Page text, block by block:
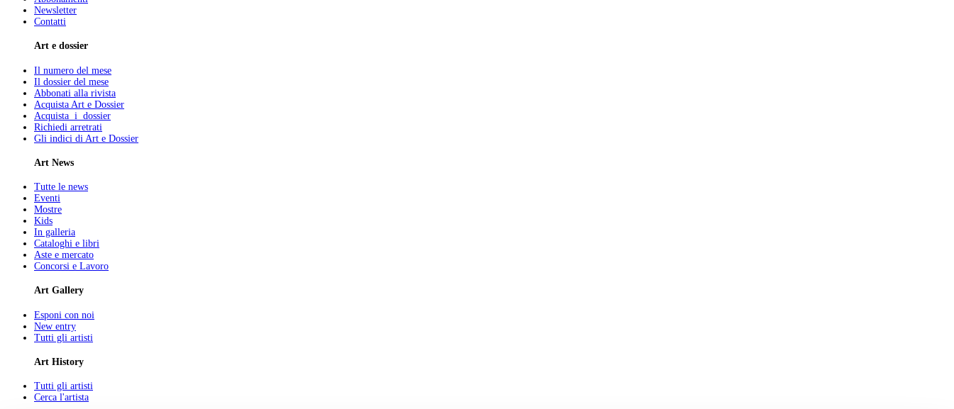
Newsletter
Contatti
Art e dossier
Il numero del mese
Il dossier del mese
Abbonati alla rivista
Acquista Art e Dossier
Acquista i dossier
Richiedi arretrati
Gli indici di Art e Dossier
Art News
Tutte le news
Eventi
Mostre
Kids
In galleria
Cataloghi e libri
Aste e mercato
Concorsi e Lavoro
Art Gallery
Esponi con noi
New entry
Tutti gli artisti
Art History
Tutti gli artisti
Cerca l'artista